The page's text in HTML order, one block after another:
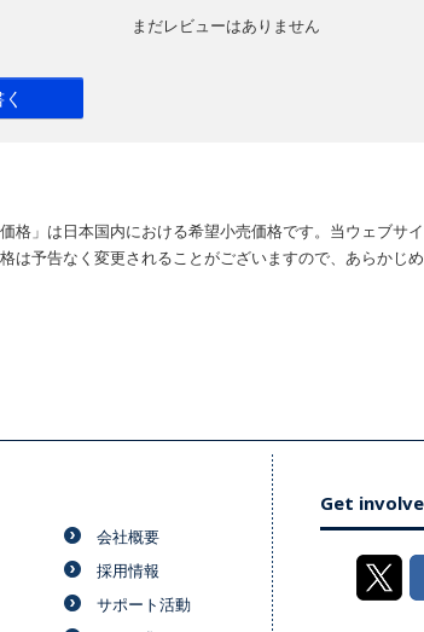
まだレビューはありません
格」は日本国内における希望小売価格です。当ウェブ
は予告なく変更されることがございますので、あらかじめ
会社概要
採用情報
サポート活動
Get